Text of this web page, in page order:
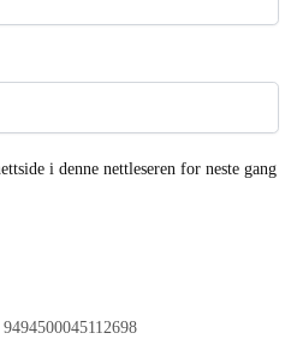
i denne nettleseren for neste gang
9494500045112698